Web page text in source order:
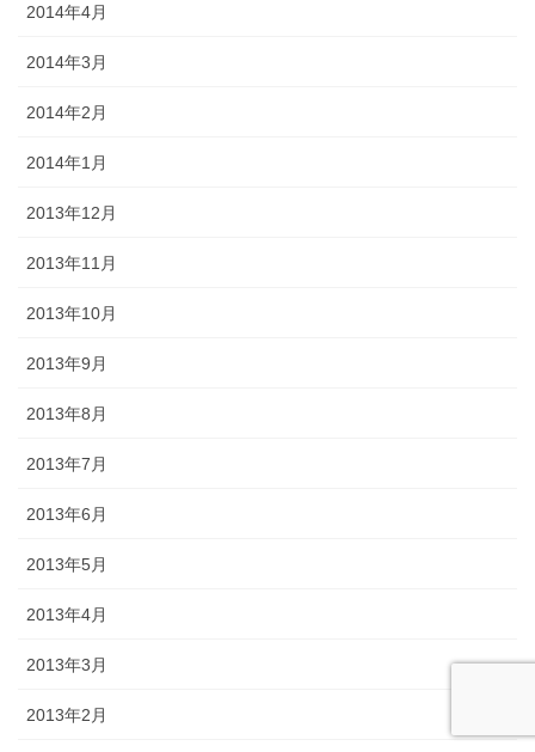
2014年4月
2014年3月
2014年2月
2014年1月
2013年12月
2013年11月
2013年10月
2013年9月
2013年8月
2013年7月
2013年6月
2013年5月
2013年4月
2013年3月
2013年2月